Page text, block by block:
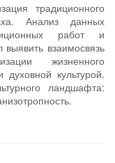
традиционного
Анализ данных
работ и
взаимосвязь
жизненного
культурой.
ландшафта: